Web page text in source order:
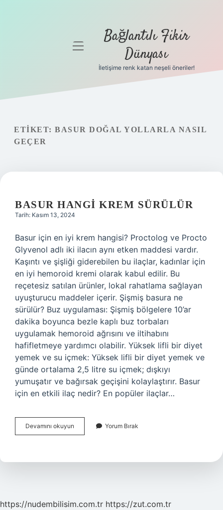
Gizlilik
Yasal Uyarı
menüyü
Bağlantılı Fikir
Dünyası
İletişime renk katan neşeli öneriler!
ETIKET: BASUR DOĞAL YOLLARLA NASIL
GEÇER
BASUR HANGI KREM SÜRÜLÜR
Tarih: Kasım 13, 2024
Basur için en iyi krem hangisi? Proctolog ve Procto
Glyvenol adlı iki ilacın aynı etken maddesi vardır.
Kaşıntı ve şişliği giderebilen bu ilaçlar, kadınlar için
en iyi hemoroid kremi olarak kabul edilir. Bu
reçetesiz satılan ürünler, lokal rahatlama sağlayan
uyuşturucu maddeler içerir. Şişmiş basura ne
sürülür? Buz uygulaması: Şişmiş bölgelere 10’ar
dakika boyunca bezle kaplı buz torbaları
uygulamak hemoroid ağrısını ve iltihabını
hafifletmeye yardımcı olabilir. Yüksek lifli bir diyet
yemek ve su içmek: Yüksek lifli bir diyet yemek ve
günde ortalama 2,5 litre su içmek; dışkıyı
yumuşatır ve bağırsak geçişini kolaylaştırır. Basur
için en etkili ilaç nedir? En popüler ilaçlar…
Devamını okuyun
Hangi
Yorum Bırak
https://nudembilisim.com.tr https://zut.com.tr